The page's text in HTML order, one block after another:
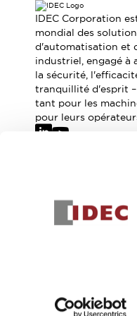
Où acheter
Distributeurs en ligne
IDEC Corporation
mondial des
d'automatisation et
industriel, engagé à
la sécurité,
tranquillité d'esprit –
tant pour les
pour leurs